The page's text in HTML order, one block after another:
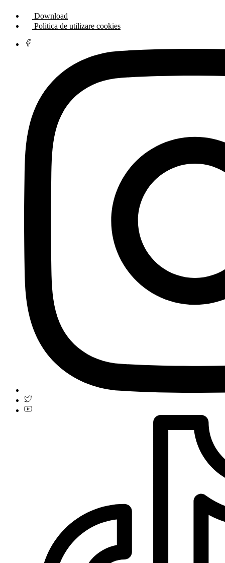
Download
Politica de utilizare cookies